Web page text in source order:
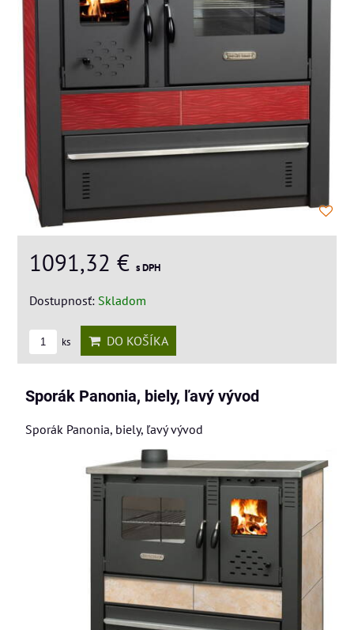
1091,32 € s DPH
Dostupnosť: Skladom
ks DO KOŠÍKA
Sporák Panonia, biely, ľavý vývod
Sporák Panonia, biely, ľavý vývod